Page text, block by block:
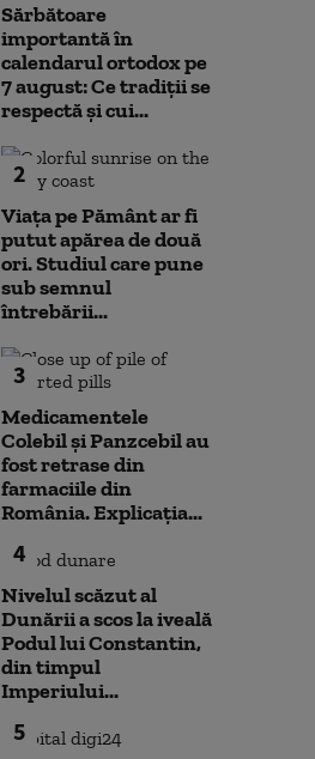
Sărbătoare
importantă în
calendarul ortodox pe
7 august: Ce tradiții se
respectă și cui...
2
Viața pe Pământ ar fi
putut apărea de două
ori. Studiul care pune
sub semnul
întrebării...
3
Medicamentele
Colebil și Panzcebil au
fost retrase din
farmaciile din
România. Explicația...
4
Nivelul scăzut al
Dunării a scos la iveală
Podul lui Constantin,
din timpul
Imperiului...
5